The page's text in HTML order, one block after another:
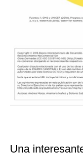
Una